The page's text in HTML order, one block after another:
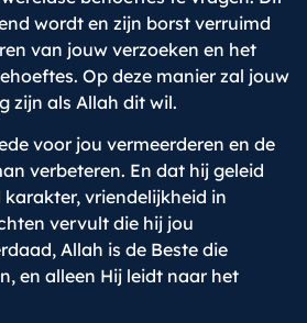
wordt en zijn borst verruimd
van jouw verzoeken en het
Op deze manier zal jouw
zijn als Allah dit wil.
voor jou vermeerderen en de
verbeteren. En dat hij geleid
vriendelijkheid in
vervult die hij jou
Allah is de Beste die
en alleen Hij leidt naar het